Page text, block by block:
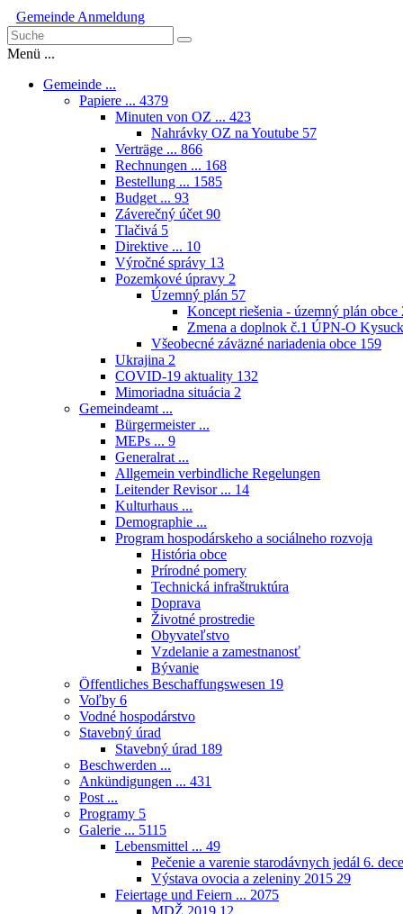
Gemeinde Anmeldung
Menü ...
Gemeinde ...
Papiere ... 4379
Minuten von OZ ... 423
Nahrávky OZ na Youtube 57
Verträge ... 866
Rechnungen ... 168
Bestellung ... 1585
Budget ... 93
Záverečný účet 90
Tlačivá 5
Direktive ... 10
Výročné správy 13
Pozemkové úpravy 2
Územný plán 57
Koncept riešenia - územný plán obce
Zmena a doplnok č.1 ÚPN-O
Všeobecné záväzné nariadenia obce 159
Ukrajina 2
COVID-19 aktuality 132
Mimoriadna situácia 2
Gemeindeamt ...
Bürgermeister ...
MEPs ... 9
Generalrat ...
Allgemein verbindliche Regelungen
Leitender Revisor ... 14
Kulturhaus ...
Demographie ...
Program hospodárskeho a sociálneho rozvoja
História obce
Prírodné pomery
Technická infraštruktúra
Doprava
Životné prostredie
Obyvateľstvo
Vzdelanie a zamestnanosť
Bývanie
Öffentliches Beschaffungswesen 19
Voľby 6
Vodné hospodárstvo
Stavebný úrad
Stavebný úrad 189
Beschwerden ...
Ankündigungen ... 431
Post ...
Programy 5
Galerie ... 5115
Lebensmittel ... 49
Pečenie a varenie starodávnych jedál 6.
Výstava ovocia a zeleniny 2015 29
Feiertage und Feiern ... 2075
MDŽ 2019 12